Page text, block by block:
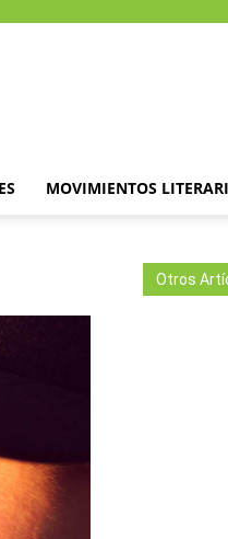
MOVIMIENTOS
Otros